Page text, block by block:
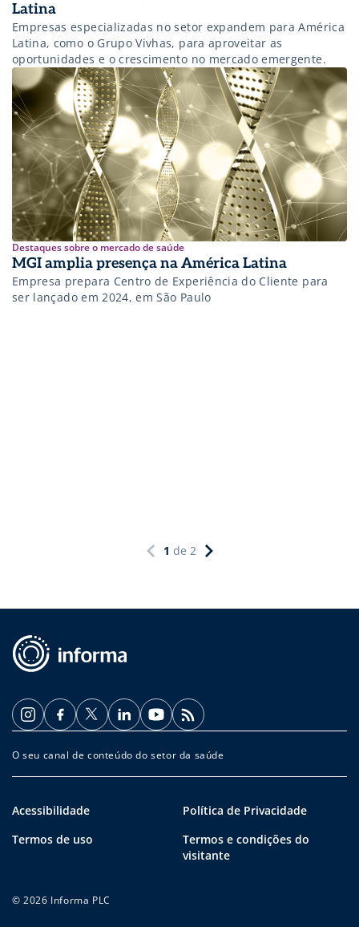
Latina
Empresas especializadas no setor expandem para América
Latina, como o Grupo Vivhas, para aproveitar as
oportunidades e o crescimento no mercado emergente.
Destaques sobre o mercado de saúde
MGI amplia presença na América Latina
Empresa prepara Centro de Experiência do Cliente para
ser lançado em 2024, em São Paulo
1 de 2
O seu canal de conteúdo do setor da saúde
Acessibilidade
Política de Privacidade
Termos de uso
Termos e condições do
visitante
© 2026 Informa PLC